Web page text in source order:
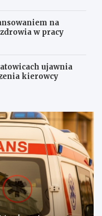
na
w pracy
ujawnia
kierowcy